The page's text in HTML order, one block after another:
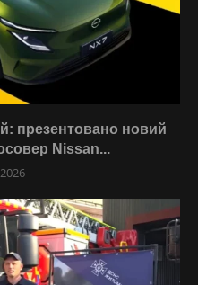
презентовано новий
Nissan...